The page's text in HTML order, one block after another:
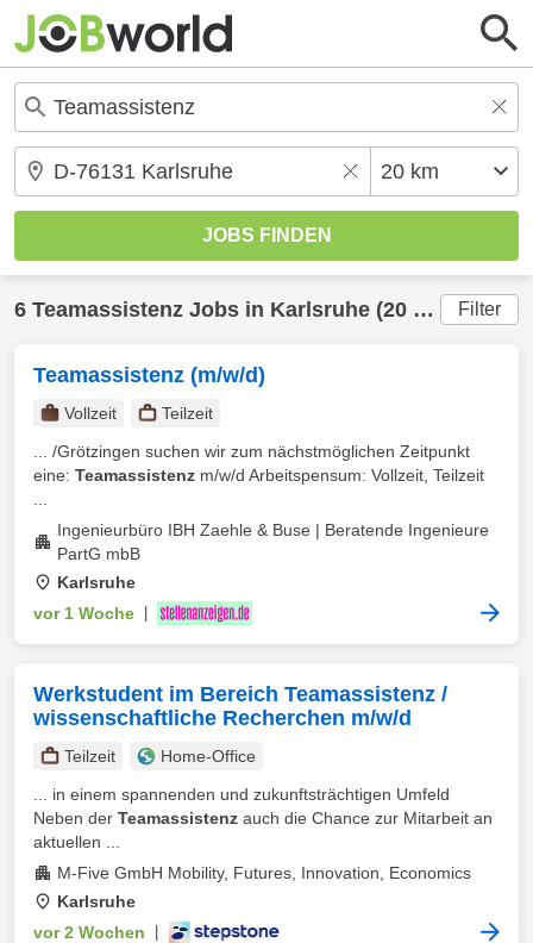
6 Teamassistenz Jobs in Karlsruhe (20 km) gefunden Filter
Teamassistenz (m/w/d)
Vollzeit
Teilzeit
... /Grötzingen suchen wir zum nächstmöglichen Zeitpunkt
eine: Teamassistenz m/w/d Arbeitspensum: Vollzeit, Teilzeit
Ingenieurbüro IBH Zaehle & Buse | Beratende Ingenieure
PartG mbB
Karlsruhe
vor 1 Woche
Werkstudent im Bereich Teamassistenz /
wissenschaftliche Recherchen m/w/d
Teilzeit
Home-Office
... in einem spannenden und zukunftsträchtigen Umfeld
Neben der Teamassistenz auch die Chance zur Mitarbeit an
aktuellen ...
M-Five GmbH Mobility, Futures, Innovation, Economics
Karlsruhe
vor 2 Wochen